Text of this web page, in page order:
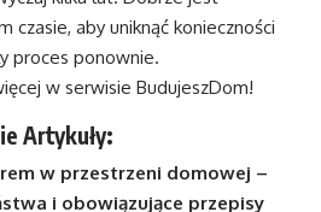
czasie, aby uniknąć konieczności
proces ponownie.
w serwisie BudujeszDom!
Artykuły:
w przestrzeni domowej –
i obowiązujące przepisy